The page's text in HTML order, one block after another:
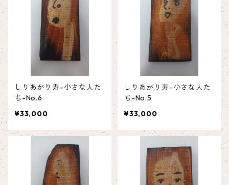
しりあがり寿-小さな人た
ち-No.6
¥33,000
しりあがり寿-小さな人た
ち-No.5
¥33,000